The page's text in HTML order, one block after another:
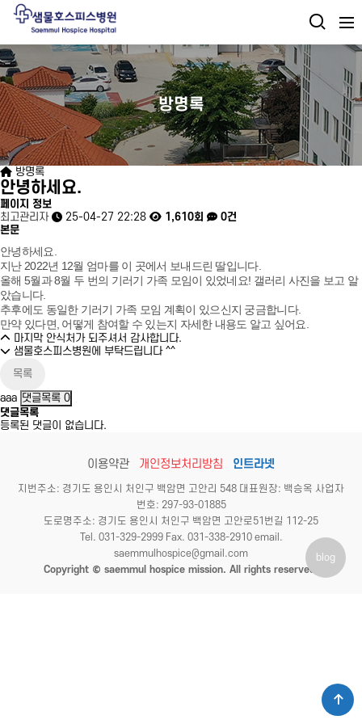
방명록
방명록
안녕하세요.
페이지 정보
최고관리자
25-04-27 22:28 1,610회
0건
본문
안녕하세요.
지난 2022년 12월 엄마를 이 곳에서 보내드린 딸입니다.
올해 5월과 8월 두 번의 기러기 가족 모임이 있었네요! 갤러리 사진을 보고 알
았습니다.
추후에도 동일한 기러기 가족 모임 계획이 있으신지 궁금합니다.
만약 있다면, 어떻게 참여할 수 있는지 자세한 내용도 알고 싶어요.
마지막 안식처가 되주셔서 감사합니다.
샘물호스피스병원에 부탁드립니다 ^^
목록
aaa 댓글목록 0
댓글목록
등록된 댓글이 없습니다.
이용약관 개인정보처리방침 인트라넷
지번주소: 경기도 용인시 처인구 백암면 고안리 548 대표원장: 백승옥 사업자
번호: 297-93-01885
도로명주소: 경기도 용인시 처인구 백암면 고안로51번길 112-25
Tel. 031-329-2999 Fax. 031-338-2910 email.
saemmulhospice@gmail.com
Copyright © saemmul hospice mission. All rights reserved.
blog